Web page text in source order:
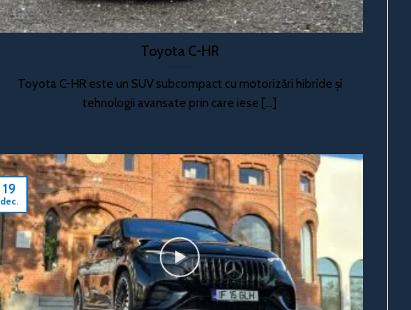
Toyota C-HR
Toyota C-HR este un SUV subcompact cu motorizări hibride și
tehnologii avansate prin care iese [...]
19
dec.